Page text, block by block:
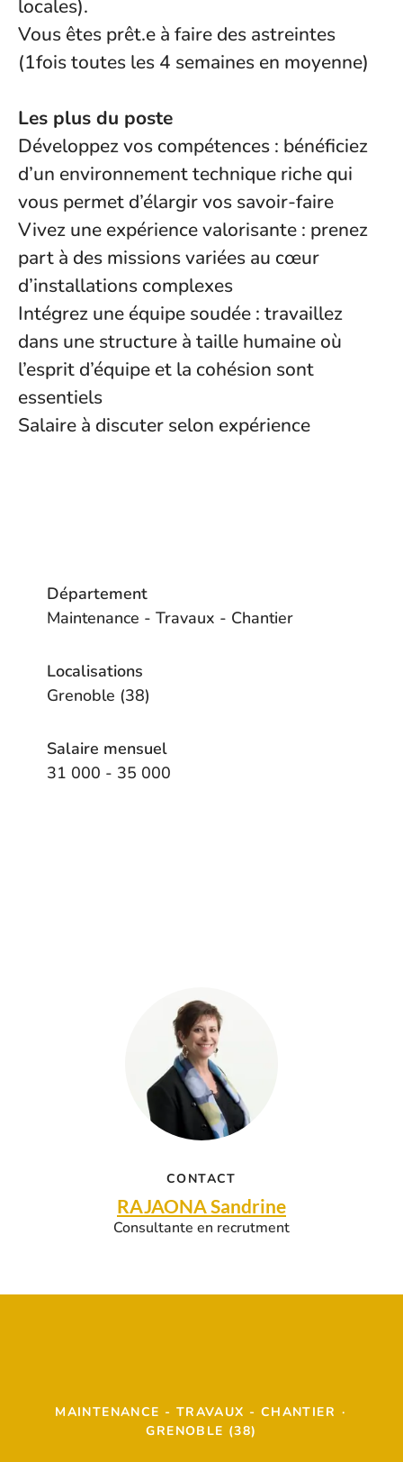
locales).
Vous êtes prêt.e à faire des astreintes
(1fois toutes les 4 semaines en moyenne)
Les plus du poste
Développez vos compétences : bénéficiez
d’un environnement technique riche qui
vous permet d’élargir vos savoir-faire
Vivez une expérience valorisante : prenez
part à des missions variées au cœur
d’installations complexes
Intégrez une équipe soudée : travaillez
dans une structure à taille humaine où
l’esprit d’équipe et la cohésion sont
essentiels
Salaire à discuter selon expérience
Département
Maintenance - Travaux - Chantier
Localisations
Grenoble (38)
Salaire mensuel
31 000 - 35 000
CONTACT
RAJAONA Sandrine
Consultante en recrutment
MAINTENANCE - TRAVAUX - CHANTIER ·
GRENOBLE (38)